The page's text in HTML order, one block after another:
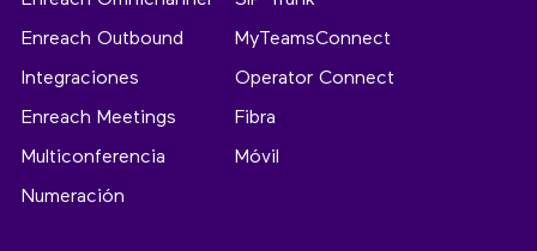
Enreach Outbound
Integraciones
Enreach Meetings
Multiconferencia
Numeración
MyTeamsConnect
Operator Connect
Fibra
Móvil